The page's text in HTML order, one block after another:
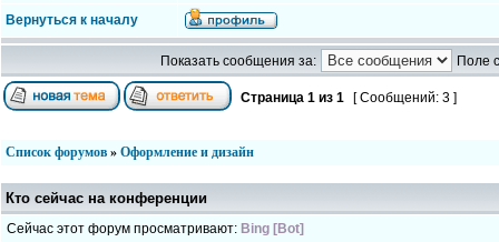
Вернуться к началу
Показать сообщения за: Поле
Страница 1 из 1 [ Сообщений: 3 ]
Список форумов » Оформление и дизайн
Кто сейчас на конференции
Сейчас этот форум просматривают: Bing [Bot]